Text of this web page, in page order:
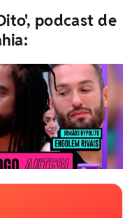
podcast de